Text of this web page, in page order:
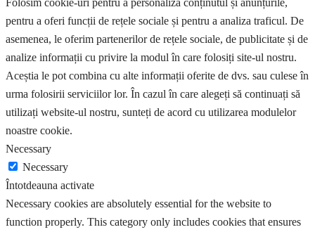
Folosim cookie-uri pentru a personaliza conținutul și anunțurile,
pentru a oferi funcții de rețele sociale și pentru a analiza traficul. De
asemenea, le oferim partenerilor de rețele sociale, de publicitate și de
analize informații cu privire la modul în care folosiți site-ul nostru.
Aceștia le pot combina cu alte informații oferite de dvs. sau culese în
urma folosirii serviciilor lor. În cazul în care alegeți să continuați să
utilizați website-ul nostru, sunteți de acord cu utilizarea modulelor
noastre cookie.
Necessary
Necessary
Întotdeauna activate
Necessary cookies are absolutely essential for the website to
function properly. This category only includes cookies that ensures